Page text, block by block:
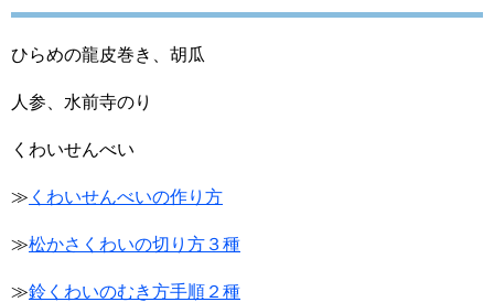
ひらめの龍皮巻き、胡瓜
人参、水前寺のり
くわいせんべい
≫ くわいせんべいの作り方
≫松かさくわいの切り方３種
≫鈴くわいのむき方手順２種